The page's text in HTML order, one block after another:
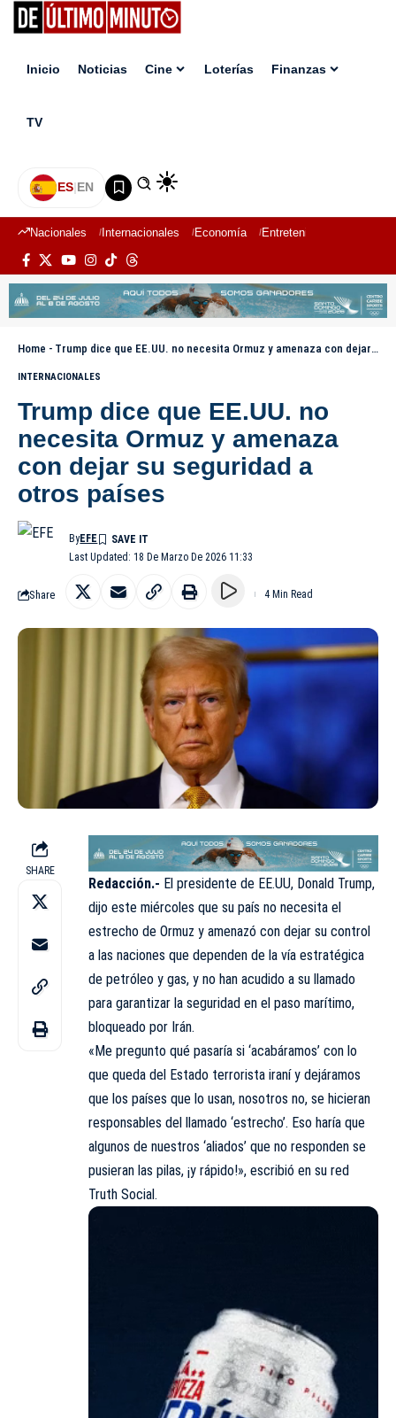
Inicio Noticias Cine Loterías Finanzas
TV
ES|EN
Nacionales Internacionales Economía Entretenimiento
Home - Trump dice que EE.UU. no necesita Ormuz y amenaza con dejar su seguridad a otros países
INTERNACIONALES
Trump dice que EE.UU. no
necesita Ormuz y amenaza
con dejar su seguridad a
otros países
Last Updated: 18 De Marzo De 2026 11:33
ByEFE
Share 4 Min Read
SHARE
Redacción.- El presidente de EE.UU, Donald Trump,
dijo este miércoles que su país no necesita el
estrecho de Ormuz y amenazó con dejar su control
a las naciones que dependen de la vía estratégica
de petróleo y gas, y no han acudido a su llamado
para garantizar la seguridad en el paso marítimo,
bloqueado por Irán.
«Me pregunto qué pasaría si ‘acabáramos’ con lo
que queda del Estado terrorista iraní y dejáramos
que los países que lo usan, nosotros no, se hicieran
responsables del llamado ‘estrecho’. Eso haría que
algunos de nuestros ‘aliados’ que no responden se
pusieran las pilas, ¡y rápido!», escribió en su red
Truth Social.